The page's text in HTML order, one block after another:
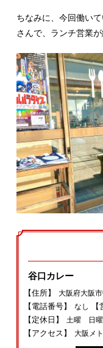
ちなみに、今回働い
さんで、ランチ営業
谷口カレー
【住所】 大阪府大阪
【電話番号】 なし
【定休日】 土曜 日
【アクセス】 大阪メ